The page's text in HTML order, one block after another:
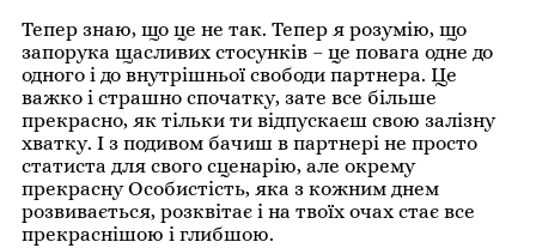
Тепер знаю, що це не так. Тепер я розумію, що
запорука щасливих стосунків – це повага одне до
одного і до внутрішньої свободи партнера. Це
важко і страшно спочатку, зате все більше
прекрасно, як тільки ти відпускаєш свою залізну
хватку. І з подивом бачиш в партнері не просто
статиста для свого сценарію, але окрему
прекрасну Особистість, яка з кожним днем ​​
розвивається, розквітає і на твоїх очах стає все
прекраснішою і глибшою.